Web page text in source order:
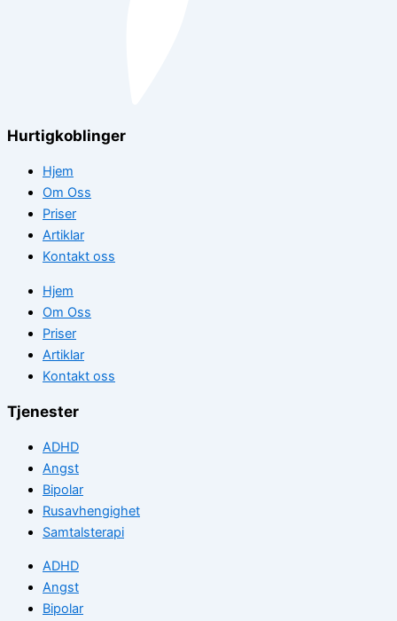
Hurtigkoblinger
Hjem
Om Oss
Priser
Artiklar
Kontakt oss
Hjem
Om Oss
Priser
Artiklar
Kontakt oss
Tjenester
ADHD
Angst
Bipolar
Rusavhengighet
Samtalsterapi
ADHD
Angst
Bipolar